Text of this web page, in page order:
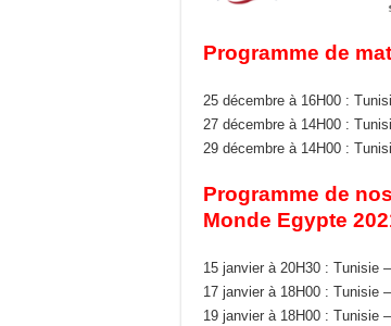
Programme de
25 décembre à 16H00 :
27 décembre à 14H00 :
29 décembre à 14H00 :
Programme de
Monde Egypte
15 janvier à 20H30 : Tunisie
17 janvier à 18H00 : Tunisie
19 janvier à 18H00 : Tunisie